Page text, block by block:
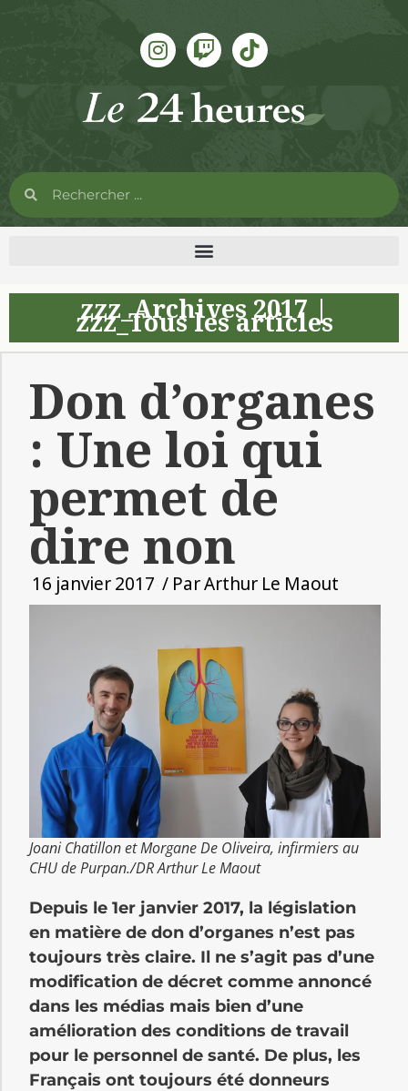
zzz_Archives 2017|
zzz_Tous les articles
Don d’organes
: Une loi qui
permet de
dire non
16 janvier 2017 / ParArthur Le Maout
Joani Chatillon et Morgane De Oliveira, infirmiers au
CHU de Purpan./DR Arthur Le Maout
Depuis le 1er janvier 2017, la législation
en matière de don d’organes n’est pas
toujours très claire. Il ne s’agit pas d’une
modification de décret comme annoncé
dans les médias mais bien d’une
amélioration des conditions de travail
pour le personnel de santé. De plus, les
Français ont toujours été donneurs